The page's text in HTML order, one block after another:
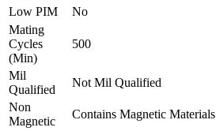
Low PIM
No
Mating
Cycles
(Min)
500
Mil
Qualified
Not Mil Qualified
Non
Magnetic
Contains Magnetic Materials